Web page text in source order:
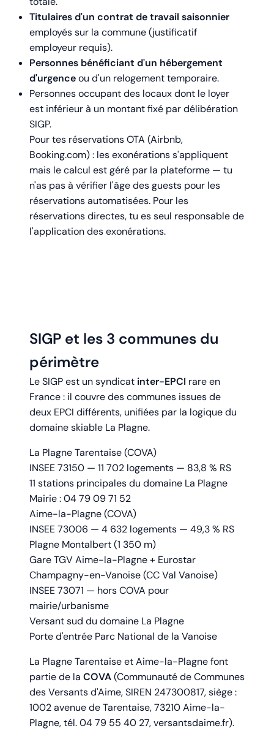
Titulaires d'un contrat de travail saisonnier
employés sur la commune (justificatif
employeur requis).
Personnes bénéficiant d'un hébergement
d'urgenceou d'un relogement temporaire.
Personnes occupant des locaux dont le loyer
est inférieur à un montant fixé par délibération
SIGP.
Pour tes réservations OTA (Airbnb,
Booking.com) : les exonérations s'appliquent
mais le calcul est géré par la plateforme — tu
n'as pas à vérifier l'âge des guests pour les
réservations automatisées. Pour les
réservations directes, tu es seul responsable de
l'application des exonérations.
SIGP et les 3 communes du
périmètre
Le SIGP est un syndicat inter-EPCI rare en
France : il couvre des communes issues de
deux EPCI différents, unifiées par la logique du
domaine skiable La Plagne.
La Plagne Tarentaise (COVA)
INSEE 73150 — 11 702 logements — 83,8 % RS
11 stations principales du domaine La Plagne
Mairie : 04 79 09 71 52
Aime-la-Plagne (COVA)
INSEE 73006 — 4 632 logements — 49,3 % RS
Plagne Montalbert (1 350 m)
Gare TGV Aime-la-Plagne + Eurostar
Champagny-en-Vanoise (CC Val Vanoise)
INSEE 73071 — hors COVA pour
mairie/urbanisme
Versant sud du domaine La Plagne
Porte d'entrée Parc National de la Vanoise
La Plagne Tarentaise et Aime-la-Plagne font
partie de la COVA(Communauté de Communes
des Versants d'Aime, SIREN 247300817, siège :
1002 avenue de Tarentaise, 73210 Aime-la-
Plagne, tél. 04 79 55 40 27,versantsdaime.fr).